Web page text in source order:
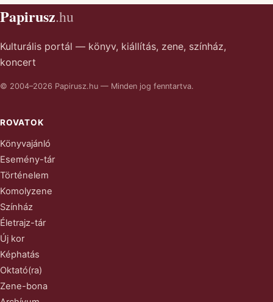
Papirusz.hu
Kulturális portál — könyv, kiállítás, zene, színház,
koncert
© 2004–2026 Papirusz.hu — Minden jog fenntartva.
ROVATOK
Könyvajánló
Esemény-tár
Történelem
Komolyzene
Színház
Életrajz-tár
Új kor
Képhatás
Oktató(ra)
Zene-bona